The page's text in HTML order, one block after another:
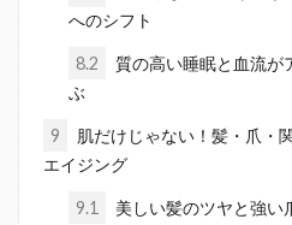
へのシフト
8.2
質の高い睡眠と血流が
ぶ
9
肌だけじゃない！髪・爪・
エイジング
9.1
美しい髪のツヤと強い